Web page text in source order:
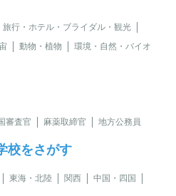
旅行・ホテル・ブライダル・観光
動物・植物 環境・自然・バイオ
審査官 麻薬取締官 地方公務員
校をさがす
東海・北陸 関西
中国・四国